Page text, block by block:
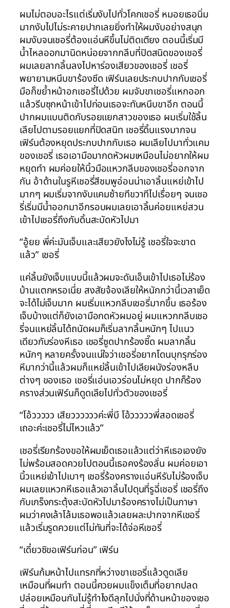
ผมไม่ตอบอะไรแต่เริ่มงับไปทั่วโคกเชอรี่ หมอยเธอนิ่ม
มากงับไปไม่ระคายปากเลยยิ่งทำให้ผมงับอย่างสนุก
ผมงับจนเชอรี่ต้องแอ่นหีขึ้นไม่ติดเตียง ตอนนี้เริ่มมี
น้ำไหลออกมานิดหน่อยจากกลีบที่ปิดสนิดของเชอรี่
ผมเลยลากลิ้นลงไปหาร่องเสียวของเชอรี่ เชอรี่
พยายามหนีบขาร้องซีด เฟิร์นเลยประกบปากกับเชอรี่
มือก็ขย้ำหน้าอกเชอรี่ไปด้วย ผมจับขาเชอรี่แหกออก
แล้วรีบซุกหน้าเข้าไปก่อนเธอจะทันหนีบขาอีก ตอนนี้
ปากผมแบนติดกับรอยแยกสาวของเธอ ผมเริ่มใช้ลิ้น
เลียไปตามรอยแยกที่ปิดสนิท เชอรี่ดิ้นแรงมากจน
เฟิร์นต้องหยุดประกบปากกับเธอ ผมเลียไปมาทั่วแคม
ของเชอรี่ เธอเอามือมากดหัวผมเหมือนไม่อยากให้ผม
หยุดทำ ผมค่อยให้นิ้วมือแหวกลีบของเชอรี่ออกจาก
กัน อ้าด้านในรูหีเชอรี่สีชมพูอ่อนน่าเอาลิ้นแหย่เข้าไป
มากๆ ผมเริ่มจากงับแคมซ้ายทีขวาทีไปเรื่อยๆ จนเชอ
รี่เริ่มมีน้ำออกมาอีกรอบผมเลยเอาลิ้นค่อยแหย่สวน
เข้าไปเชอรี่ถึงกับดิ้นสะบัดหัวไปมา
“อู้ยย พี่ค่ะมันเจ็บและเสียวยังไงไม่รู้ เชอรี่ใจจะขาด
แล้ว” เชอรี่
แค่ลิ้นยังเจ็บแบบนี้แล้วผมจะดันเอ็นเข้าไปเธอไม่ร้อง
บ้านแตกหรอเนี่ย สงสัยจ้องเลียให้หนักกว่านี้เวลาเย็ด
จะได้ไม่เจ็บมาก ผมเริ่มแหวกลีบเชอรี่มากขึ้น เธอร้อง
เจ็บบ้างแต่ก็ยังเอามือกดหัวผมอยู่ ผมแหวกกลีบเชอ
รี่จนแหย่ลิ้นได้ถนัดผมก็เริ่มลากลิ้นหนักๆ ไปแนว
เดียวกับร่องหีเธอ เชอรี่ซูดปากร้องซี๊ด ผมลากลิ้น
หนักๆ หลายครั้งจนแน่ใจว่าเชอรี่อยากโดนบุกรุกร่อง
หีมากว่านี้แล้วผมก็แหย่ลิ้นเข้าไปเลียผนังร่องหลืบ
ต่างๆ ของเธอ เชอรี่แอ่นเอวร่อนไม่หยุด ปากก็ร้อง
ครางส่วนเฟิร์นก็ดูดเลียไปทั่วตัวของเชอรี่
“โอ้ววววว เสียววววววค่ะพี่บี โอ้วววววพี่สอดเชอรี่
เถอะค่ะเชอรี่ไม่ไหวแล้ว”
เชอรี่เรียกร้องขอให้ผมเย็ดเธอแล้วแต่ว่าหีเธอเองยัง
ไม่พร้อมสอดควยไปตอนนี้เธอคงร้องลั่น ผมค่อยเอา
นิ้วแหย่เข้าไปเบาๆ เชอรี่ร้องครางแอ่นหีรับไม่ร้องเจ็บ
ผมเลยแหวกหีเธอแล้วเอาลิ้นไปดุนที่รูฉี่เชอรี่ เชอรี่ถึง
กับเกร็งกระตุ้งสะบัดหัวไปมาร้องครางไม่เป็นภาษา
ผมว่าคงเล้าโล้มเธอพอแล้วเลยผละปากจากหีเชอรี่
แล้วเริ่มรูดควยแต่ไม่ทันที่จะได้จ่อหีเชอรี่
“เดี๋ยวซิขอเฟิร์นก่อน” เฟิร์น
เฟิร์นก้มหน้าไปแทรกที่หว่างขาเชอรี่แล้วดูดเลีย
เหมือนที่ผมทำ ตอนนี้ควยผมแข็งเต็มที่อยากปลด
ปล่อยเหมือนกันไม่รู้ทำไงดีลุกไปนั่งที่ด้านหน้าของเชอ